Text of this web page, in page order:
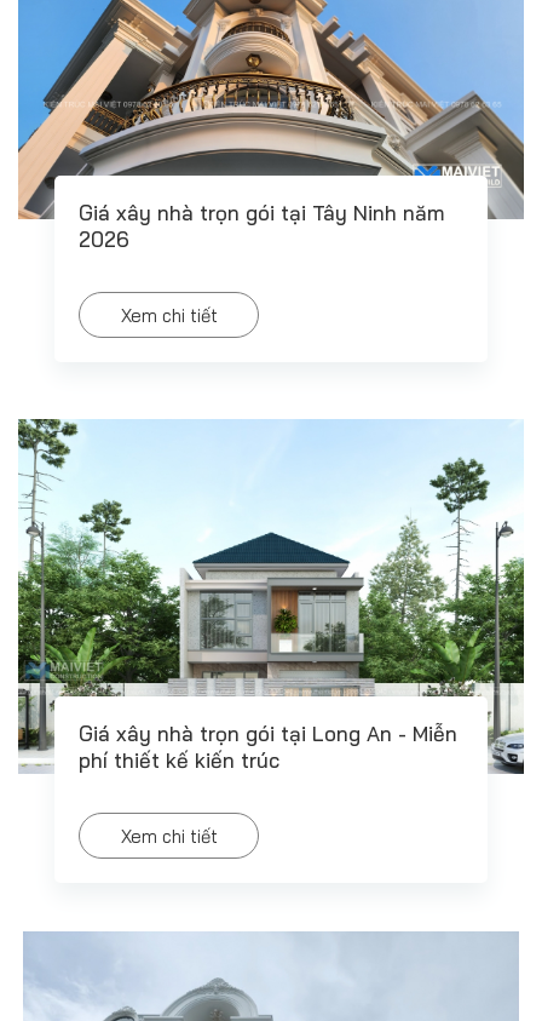
Giá xây nhà trọn gói tại Tây Ninh năm
2026
Xem chi tiết
Giá xây nhà trọn gói tại Long An - Miễn
phí thiết kế kiến trúc
Xem chi tiết